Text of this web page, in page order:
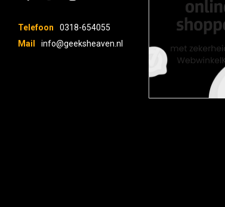
Telefoon
0318-654055
Mail
info@geeksheaven.nl